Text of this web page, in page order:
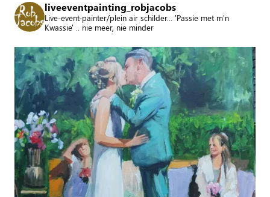
liveeventpainting_robjacobs
Live-event-painter/plein air schilder... 'Passie met m'n
Kwassie' .. nie meer, nie minder